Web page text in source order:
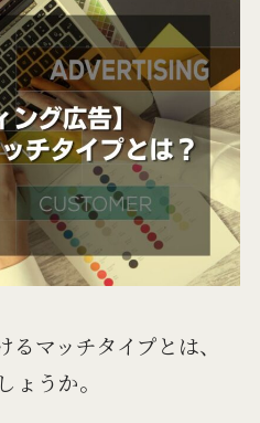
マッチタイプとは、
ょうか。